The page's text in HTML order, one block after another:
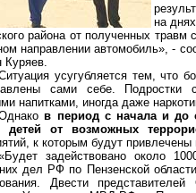
на
района от полученных
направлении автомобиль», -
Куряев.
усугубляется тем, что
сами себе. Подростки
напитками, иногда даже
в период с начала и до
детей от возможных
к которым будут привлечены
задействовано около
дел РФ по Пензенской
Двести представителей